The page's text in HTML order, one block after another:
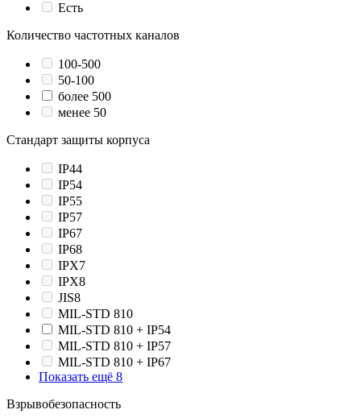
Есть
Количество частотных каналов
100-500
50-100
более 500
менее 50
Стандарт защиты корпуса
IP44
IP54
IP55
IP57
IP67
IP68
IPX7
IPX8
JIS8
MIL-STD 810
MIL-STD 810 + IP54
MIL-STD 810 + IP57
MIL-STD 810 + IP67
Показать ещё 8
Взрывобезопасность